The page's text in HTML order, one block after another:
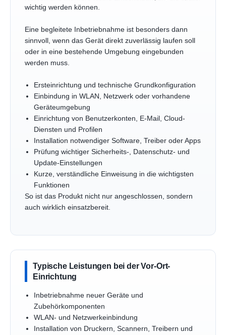
wichtig werden können.
Eine begleitete Inbetriebnahme ist besonders dann
sinnvoll, wenn das Gerät direkt zuverlässig laufen soll
oder in eine bestehende Umgebung eingebunden
werden muss.
Ersteinrichtung und technische Grundkonfiguration
Einbindung in WLAN, Netzwerk oder vorhandene
Geräteumgebung
Einrichtung von Benutzerkonten, E-Mail, Cloud-
Diensten und Profilen
Installation notwendiger Software, Treiber oder Apps
Prüfung wichtiger Sicherheits-, Datenschutz- und
Update-Einstellungen
Kurze, verständliche Einweisung in die wichtigsten
Funktionen
So ist das Produkt nicht nur angeschlossen, sondern
auch wirklich einsatzbereit.
Typische Leistungen bei der Vor-Ort-
Einrichtung
Inbetriebnahme neuer Geräte und
Zubehörkomponenten
WLAN- und Netzwerkeinbindung
Installation von Druckern, Scannern, Treibern und